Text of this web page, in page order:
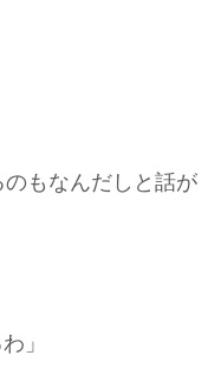
もなんだしと話が
」